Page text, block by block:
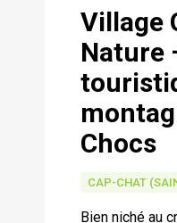
Village
Nature
Chocs
CAP-CHAT
Bien niché au